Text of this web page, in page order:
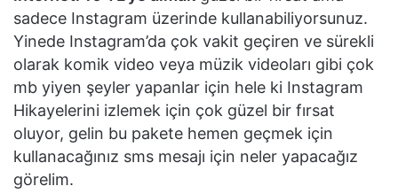
sadece Instagram üzerinde kullanabiliyorsunuz.
Yinede Instagram’da çok vakit geçiren ve sürekli
olarak komik video veya müzik videoları gibi çok
mb yiyen şeyler yapanlar için hele ki Instagram
Hikayelerini izlemek için çok güzel bir fırsat
oluyor, gelin bu pakete hemen geçmek için
kullanacağınız sms mesajı için neler yapacağız
görelim.